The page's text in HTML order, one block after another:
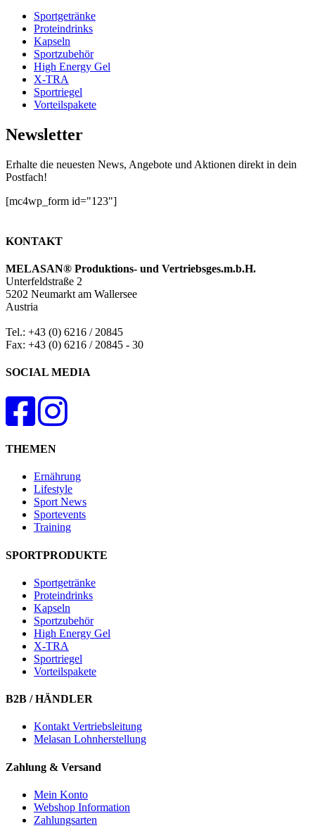
Sportgetränke
Proteindrinks
Kapseln
Sportzubehör
High Energy Gel
X-TRA
Sportriegel
Vorteilspakete
Newsletter
Erhalte die neuesten News, Angebote und Aktionen direkt in dein
Postfach!
[mc4wp_form id="123"]
KONTAKT
MELASAN® Produktions- und Vertriebsges.m.b.H.
Unterfeldstraße 2
5202 Neumarkt am Wallersee
Austria
Tel.: +43 (0) 6216 / 20845
Fax: +43 (0) 6216 / 20845 - 30
SOCIAL MEDIA
THEMEN
Ernährung
Lifestyle
Sport News
Sportevents
Training
SPORTPRODUKTE
Sportgetränke
Proteindrinks
Kapseln
Sportzubehör
High Energy Gel
X-TRA
Sportriegel
Vorteilspakete
B2B / HÄNDLER
Kontakt Vertriebsleitung
Melasan Lohnherstellung
Zahlung & Versand
Mein Konto
Webshop Information
Zahlungsarten